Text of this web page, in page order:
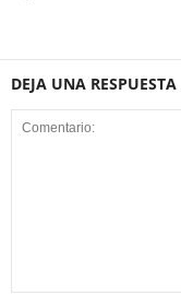
DEJA UNA RESPUESTA